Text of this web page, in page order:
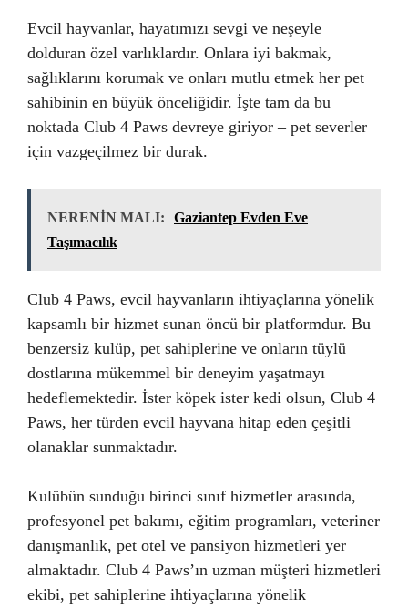
Evcil hayvanlar, hayatımızı sevgi ve neşeyle
dolduran özel varlıklardır. Onlara iyi bakmak,
sağlıklarını korumak ve onları mutlu etmek her pet
sahibinin en büyük önceliğidir. İşte tam da bu
noktada Club 4 Paws devreye giriyor – pet severler
için vazgeçilmez bir durak.
NERENİN MALI:
Gaziantep Evden Eve
Taşımacılık
Club 4 Paws, evcil hayvanların ihtiyaçlarına yönelik
kapsamlı bir hizmet sunan öncü bir platformdur. Bu
benzersiz kulüp, pet sahiplerine ve onların tüylü
dostlarına mükemmel bir deneyim yaşatmayı
hedeflemektedir. İster köpek ister kedi olsun, Club 4
Paws, her türden evcil hayvana hitap eden çeşitli
olanaklar sunmaktadır.
Kulübün sunduğu birinci sınıf hizmetler arasında,
profesyonel pet bakımı, eğitim programları, veteriner
danışmanlık, pet otel ve pansiyon hizmetleri yer
almaktadır. Club 4 Paws’ın uzman müşteri hizmetleri
ekibi, pet sahiplerine ihtiyaçlarına yönelik